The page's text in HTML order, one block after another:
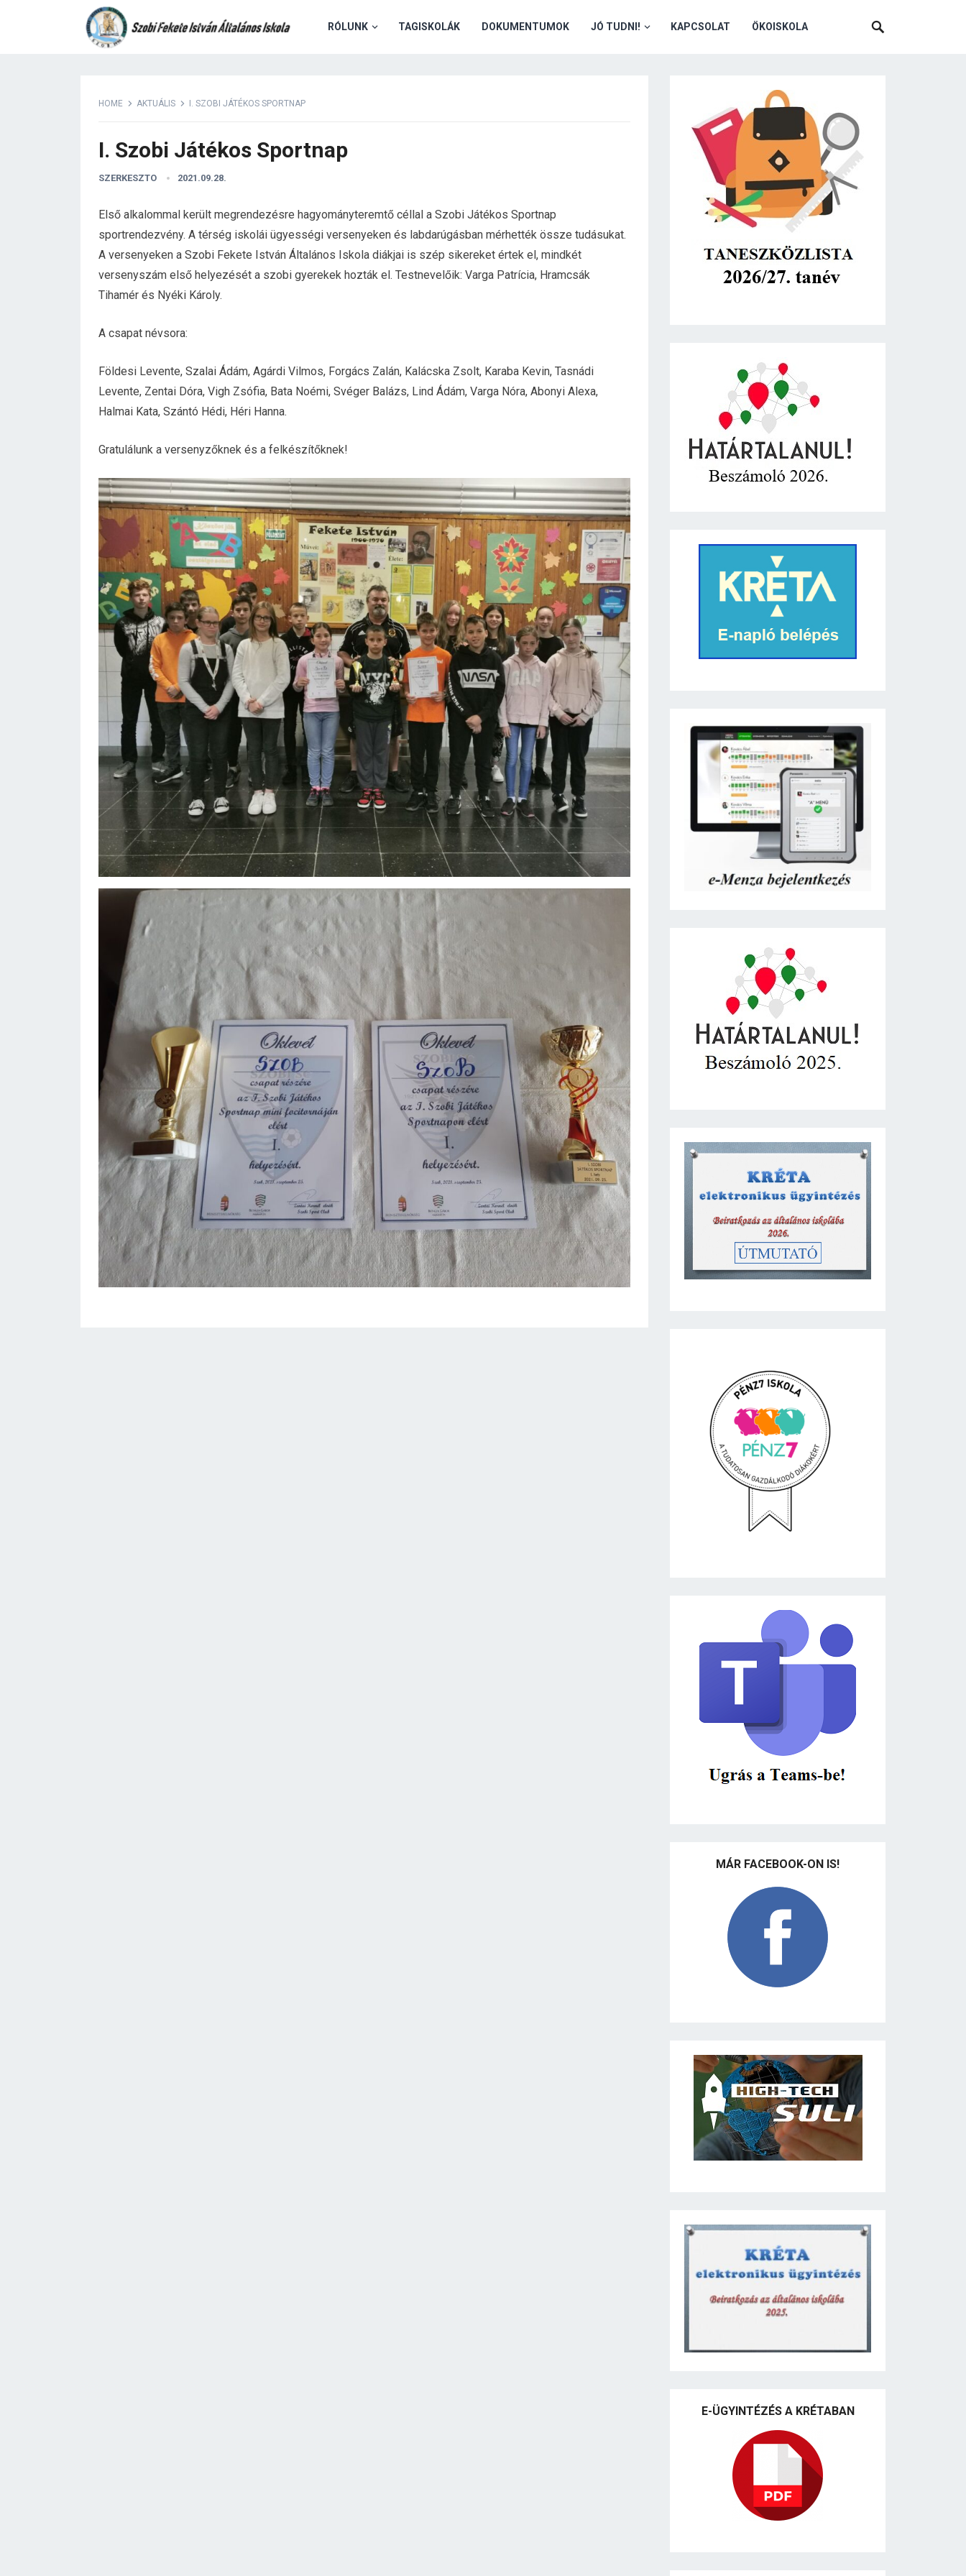
RÓLUNK TAGISKOLÁK DOKUMENTUMOK JÓ TUDNI! KAPCSOLAT ÖKOISKOLA
HOME AKTUÁLIS I. SZOBI JÁTÉKOS SPORTNAP
I. Szobi Játékos Sportnap
SZERKESZTO 2021.09.28.
Első alkalommal került megrendezésre hagyományteremtő céllal a Szobi Játékos Sportnap
sportrendezvény. A térség iskolái ügyességi versenyeken és labdarúgásban mérhették össze tudásukat.
A versenyeken a Szobi Fekete István Általános Iskola diákjai is szép sikereket értek el, mindkét
versenyszám első helyezését a szobi gyerekek hozták el. Testnevelőik: Varga Patrícia, Hramcsák
Tihamér és Nyéki Károly.
A csapat névsora:
Földesi Levente, Szalai Ádám, Agárdi Vilmos, Forgács Zalán, Kalácska Zsolt, Karaba Kevin, Tasnádi
Levente, Zentai Dóra, Vigh Zsófia, Bata Noémi, Svéger Balázs, Lind Ádám, Varga Nóra, Abonyi Alexa,
Halmai Kata, Szántó Hédi, Héri Hanna.
Gratulálunk a versenyzőknek és a felkészítőknek!
MÁR FACEBOOK-ON IS!
E-ÜGYINTÉZÉS A KRÉTABAN